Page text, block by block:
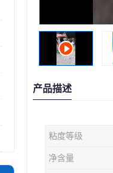
产品描述
粘度等级
净含量